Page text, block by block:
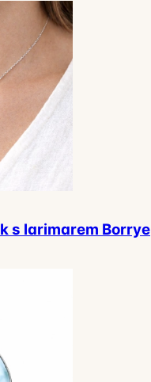
s larimarem Borrye